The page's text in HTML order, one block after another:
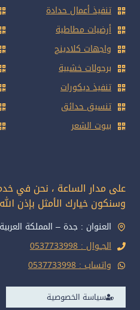
تنفيذ أعمال حدادة
أرضيات مطاطية
واجهات كلادينج
برجولات خشبية
تنفيذ ديكورات
تنسيق حدائق
بيوت الشعر
على مدار الساعة ، نحن في
وسنكون خيارك الأمثل بإذن الله
العنوان : جدة – المملكة
الجــوال : 0537733998
واتساب : 0537733998
سياسة الخصوصية